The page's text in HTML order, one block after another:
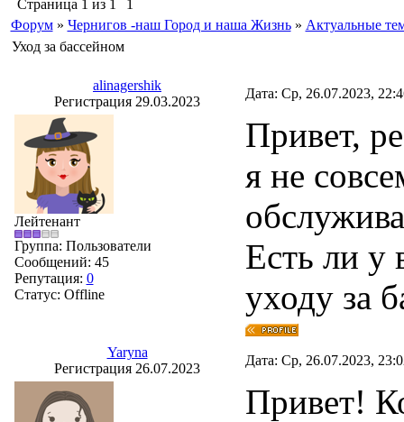
Страница 1 из 1
1
Форум » Чернигов -наш Город и наша Жизнь » Актуальные
Уход за бассейном
alinagershik
Регистрация 29.03.2023
Дата: Ср, 26.07.2023,
Лейтенант
Группа: Пользователи
Сообщений: 45
Репутация: 0
Статус: Offline
Привет,
я не
Есть ли у
уходу за
Yaryna
Регистрация 26.07.2023
Дата: Ср, 26.07.2023,
Привет!